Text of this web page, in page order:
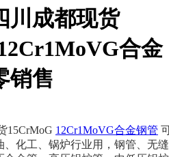
川成都现货
合金
销售
15CrMoG 12Cr1MoVG合金钢管
、化工、锅炉行业用，钢管、无